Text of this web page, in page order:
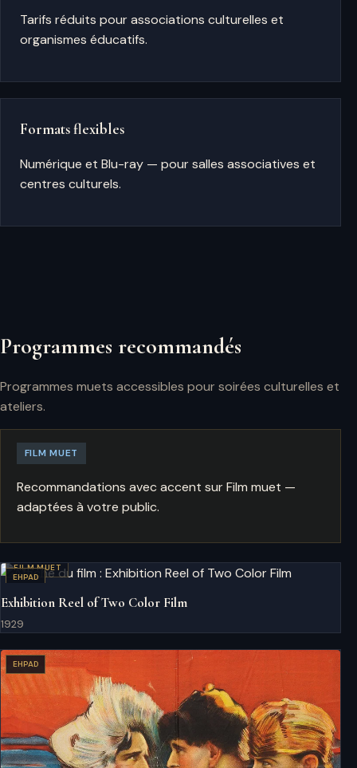
Tarifs réduits pour associations culturelles et
organismes éducatifs.
Formats flexibles
Numérique et Blu-ray — pour salles associatives et
centres culturels.
Programmes recommandés
Programmes muets accessibles pour soirées culturelles et
ateliers.
FILM MUET
Recommandations avec accent sur Film muet —
adaptées à votre public.
FILM MUET
EHPAD
Exhibition Reel of Two Color Film
1929
EHPAD